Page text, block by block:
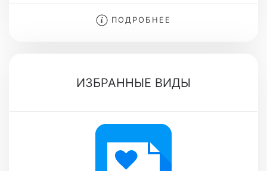
ПОДРОБНЕЕ
ИЗБРАННЫЕ ВИДЫ